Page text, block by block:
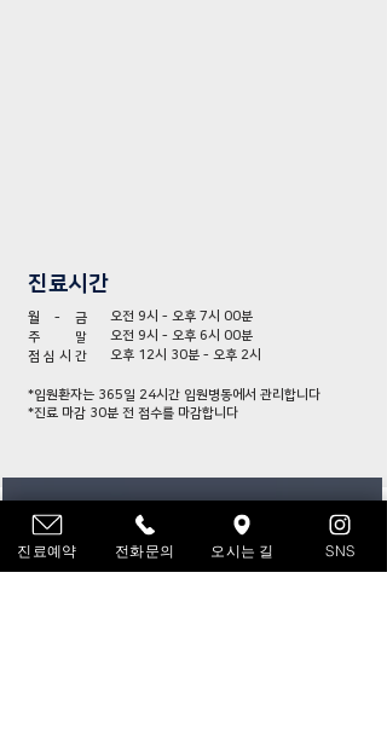
진료시간
월 -
금
주
말
점 심 시 간
오전 9시 - 오후 7시 00분
오전 9시 - 오후 6시 00분
오후 12시 30분 - 오후 2시
​*입원환자는 365일 24시간 입원병동에서 관리합니다
*진료 마감 30분 전 접수를 마감합니다
진료예약 전화문의 오시는 길 SNS